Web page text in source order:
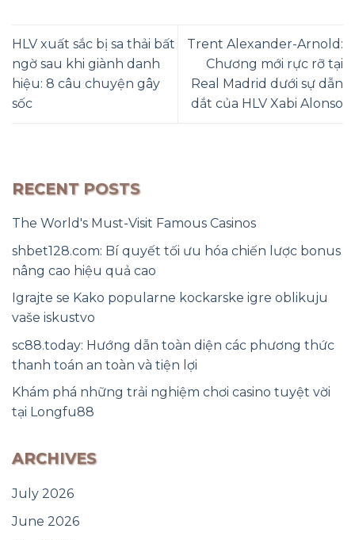
HLV xuất sắc bị sa thải bất
ngờ sau khi giành danh
hiệu: 8 câu chuyện gây
sốc
Trent Alexander-Arnold:
Chương mới rực rỡ tại
Real Madrid dưới sự dẫn
dắt của HLV Xabi Alonso
RECENT POSTS
The World's Must-Visit Famous Casinos
shbet128.com: Bí quyết tối ưu hóa chiến lược bonus
nâng cao hiệu quả cao
Igrajte se Kako popularne kockarske igre oblikuju
vaše iskustvo
sc88.today: Hướng dẫn toàn diện các phương thức
thanh toán an toàn và tiện lợi
Khám phá những trải nghiệm chơi casino tuyệt vời
tại Longfu88
ARCHIVES
July 2026
June 2026